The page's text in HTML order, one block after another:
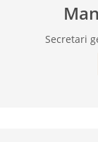
Secretari